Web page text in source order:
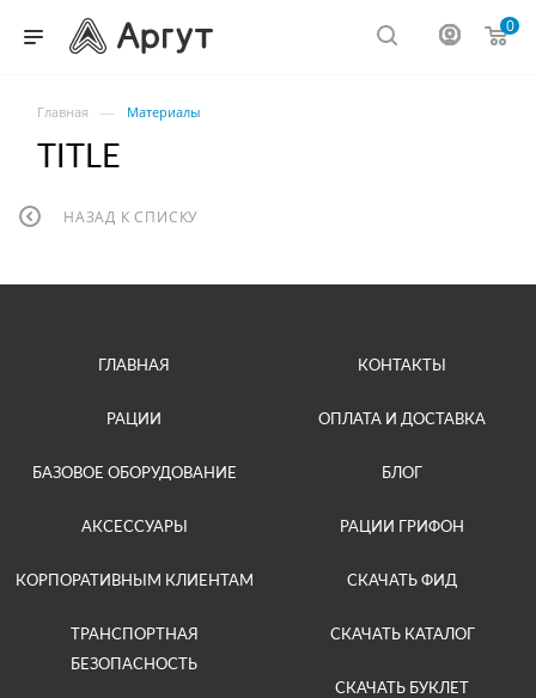
0
Главная — Материалы
TITLE
НАЗАД К СПИСКУ
ГЛАВНАЯ
РАЦИИ
БАЗОВОЕ ОБОРУДОВАНИЕ
АКСЕССУАРЫ
КОРПОРАТИВНЫМ КЛИЕНТАМ
ТРАНСПОРТНАЯ
БЕЗОПАСНОСТЬ
КОНТАКТЫ
ОПЛАТА И ДОСТАВКА
БЛОГ
РАЦИИ ГРИФОН
СКАЧАТЬ ФИД
СКАЧАТЬ КАТАЛОГ
СКАЧАТЬ БУКЛЕТ